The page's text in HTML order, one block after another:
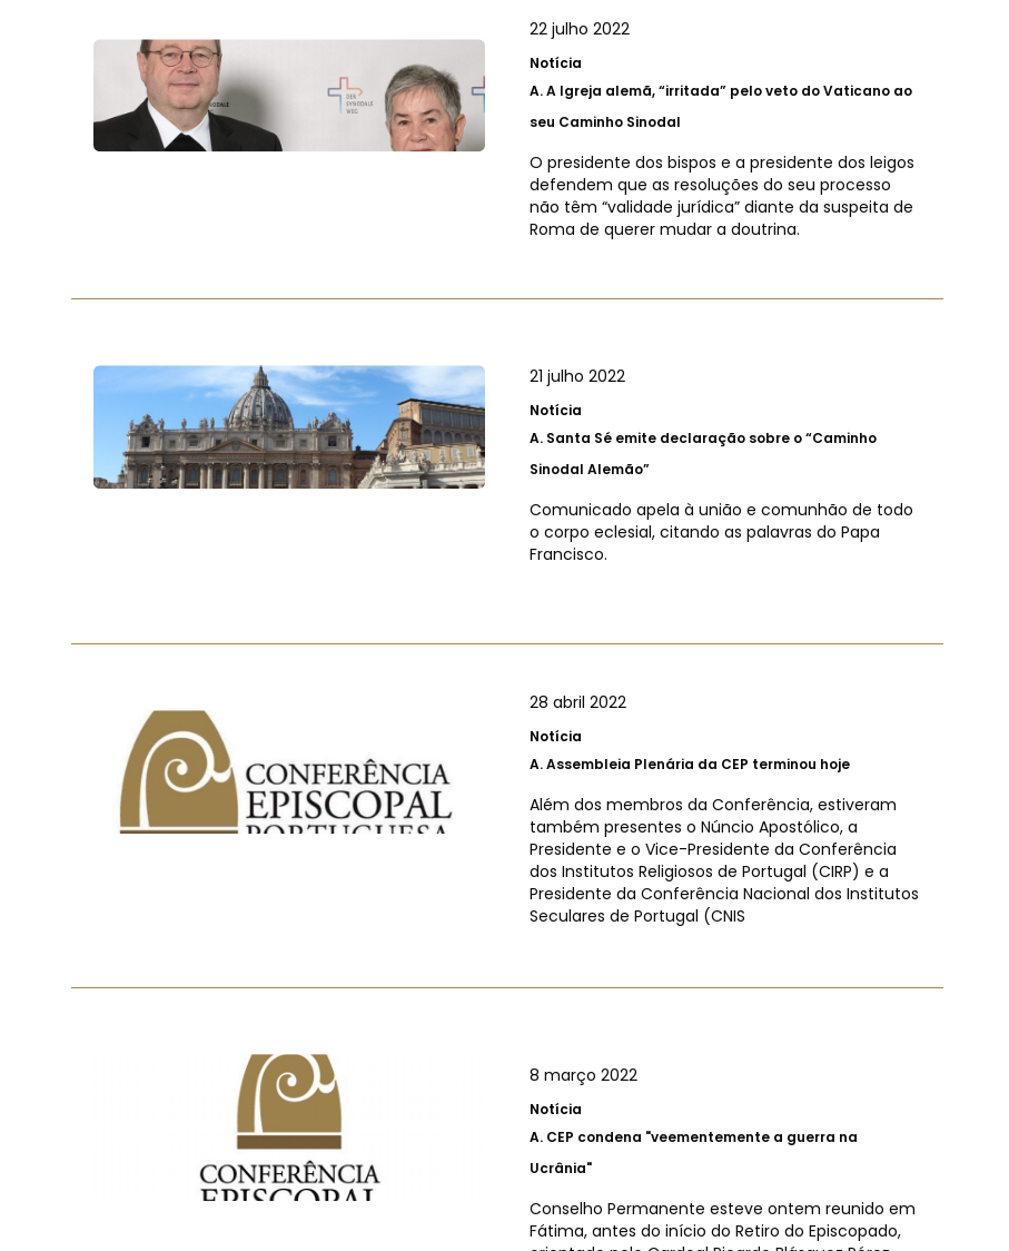
22 julho 2022
Notícia
A.A Igreja alemã, “irritada” pelo veto do Vaticano ao
seu Caminho Sinodal
O presidente dos bispos e a presidente dos leigos
defendem que as resoluções do seu processo
não têm “validade jurídica” diante da suspeita de
Roma de querer mudar a doutrina.
21 julho 2022
Notícia
A. Santa Sé emite declaração sobre o “Caminho
Sinodal Alemão”
Comunicado apela à união e comunhão de todo
o corpo eclesial, citando as palavras do Papa
Francisco.
28 abril 2022
Notícia
A.Assembleia Plenária da CEP terminou hoje
Além dos membros da Conferência, estiveram
também presentes o Núncio Apostólico, a
Presidente e o Vice-Presidente da Conferência
dos Institutos Religiosos de Portugal (CIRP) e a
Presidente da Conferência Nacional dos Institutos
Seculares de Portugal (CNIS
8 março 2022
Notícia
A. CEP condena "veementemente a guerra na
Ucrânia"
Conselho Permanente esteve ontem reunido em
Fátima, antes do início do Retiro do Episcopado,